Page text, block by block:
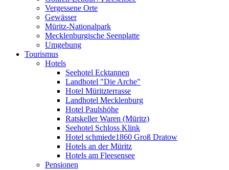
Vergessene Orte
Gewässer
Müritz-Nationalpark
Mecklenburgische Seenplatte
Umgebung
Tourismus
Hotels
Seehotel Ecktannen
Landhotel "Die Arche"
Hotel Müritzterrasse
Landhotel Mecklenburg
Hotel Paulshöhe
Ratskeller Waren (Müritz)
Seehotel Schloss Klink
Hotel schmiede1860 Groß Dratow
Hotels an der Müritz
Hotels am Fleesensee
Pensionen